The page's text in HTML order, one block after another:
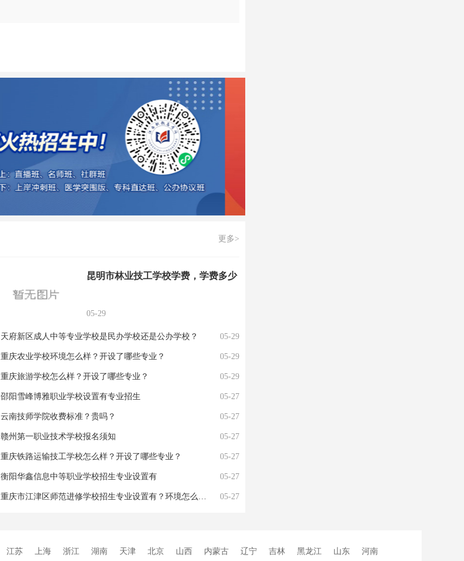
更多>
昆明市林业技工学校学费，学费多少
05-29
天府新区成人中等专业学校是民办学校还是公办学校？ 05-29
重庆农业学校环境怎么样？开设了哪些专业？ 05-29
重庆旅游学校怎么样？开设了哪些专业？ 05-29
邵阳雪峰博雅职业学校设置有专业招生 05-27
云南技师学院收费标准？贵吗？ 05-27
赣州第一职业技术学校报名须知 05-27
重庆铁路运输技工学校怎么样？开设了哪些专业？ 05-27
衡阳华鑫信息中等职业学校招生专业设置有 05-27
重庆市江津区师范进修学校招生专业设置有？环境怎么样？ 05-27
江苏 上海 浙江 湖南 天津 北京 山西 内蒙古 辽宁 吉林 黑龙江 山东 河南